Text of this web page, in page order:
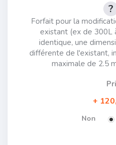
Forfait pour la
existant (ex de 300L
identique, une
différente de l'existant,
maximale de 2.5
Non